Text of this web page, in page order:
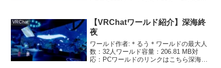
する謎解きワールドです。最初に説...
VRChat
【VRChatワールド紹介】深海終
夜
ワールド作者:＊るう＊ワールドの最大人
数：32人ワールド容量：206.81 MB対
応：PCワールドのリンクはこちら深海の